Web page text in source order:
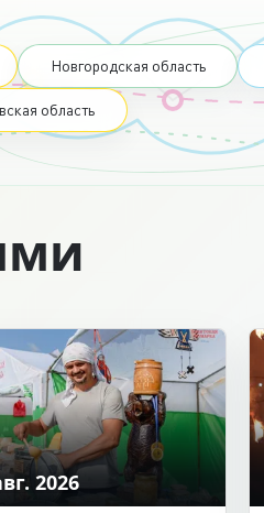
Новгородская область
область
2026